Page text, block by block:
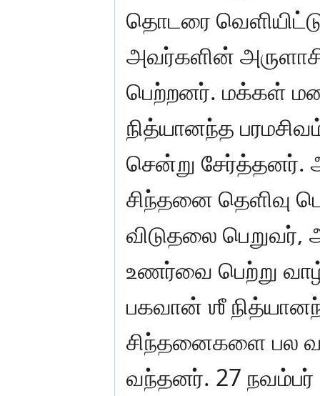
தொடரை
அவர்களின்
பெற்றனர். மக்கள்
நித்யானந்த
சென்று சேர்த்தனர்.
சிந்தனை தெளிவு
விடுதலை
உணர்வை பெற்று
பகவான் ஶீ
சிந்தனைகளை பல
வந்தனர். 27